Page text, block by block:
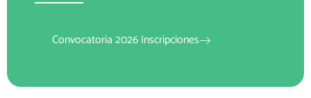
Convocatoria 2026 Inscripciones